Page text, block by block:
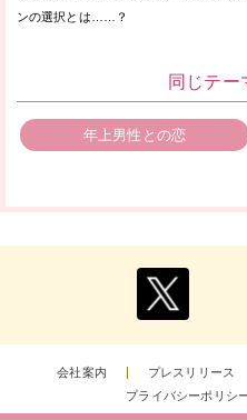
ンの選択とは……？
同じテー
年上男性との恋
会社案内 プレスリリース
プライバシーポリシ